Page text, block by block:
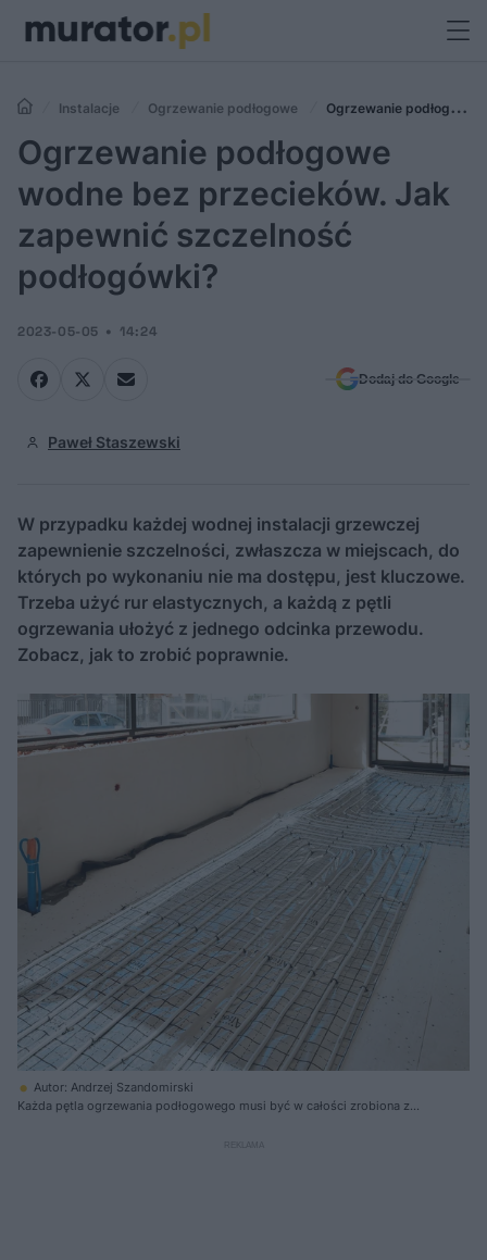
Instalacje Ogrzewanie podłogowe
Ogrzewanie podłogowe
wodne bez przecieków. Jak zapewnić szczelność podłogówki?
Ogrzewanie podłogowe
wodne bez przecieków. Jak
zapewnić szczelność
podłogówki?
2023-05-05 14:24
Dodaj do Google
Paweł Staszewski
W przypadku każdej wodnej instalacji grzewczej
zapewnienie szczelności, zwłaszcza w miejscach, do
których po wykonaniu nie ma dostępu, jest kluczowe.
Trzeba użyć rur elastycznych, a każdą z pętli
ogrzewania ułożyć z jednego odcinka przewodu.
Zobacz, jak to zrobić poprawnie.
Autor: Andrzej Szandomirski
Każda pętla ogrzewania podłogowego musi być w całości zrobiona z